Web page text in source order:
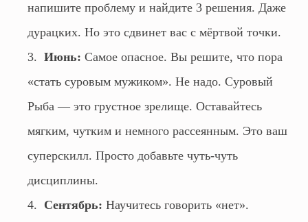
напишите проблему и найдите 3 решения. Даже
дурацких. Но это сдвинет вас с мёртвой точки.
Июнь: Самое опасное. Вы решите, что пора
«стать суровым мужиком». Не надо. Суровый
Рыба — это грустное зрелище. Оставайтесь
мягким, чутким и немного рассеянным. Это ваш
суперскилл. Просто добавьте чуть-чуть
дисциплины.
Сентябрь: Научитесь говорить «нет».